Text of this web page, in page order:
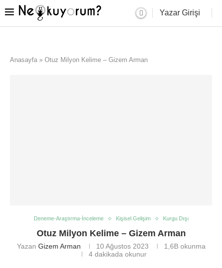
Yazar Girişi
Anasayfa » Otuz Milyon Kelime – Gizem Arman
Deneme-Araştırma-İnceleme Kişisel Gelişim Kurgu Dışı
Otuz Milyon Kelime – Gizem Arman
Yazan Gizem Arman 10 Ağustos 2023 1,6Bokunma
4 dakikada okunur